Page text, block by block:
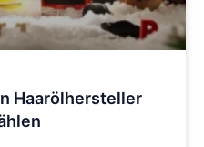
Haarölhersteller